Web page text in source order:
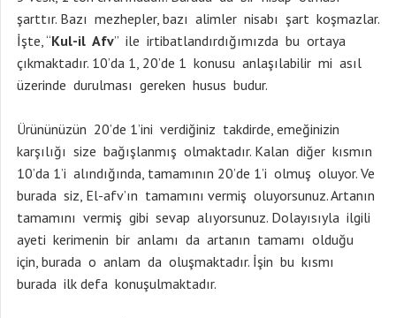
şarttır. Bazı mezhepler, bazı alimler nisabı şart koşmazlar.
İşte, “Kul-il Afv” ile irtibatlandırdığımızda bu ortaya
çıkmaktadır. 10’da 1, 20’de 1 konusu anlaşılabilir mi asıl
üzerinde durulması gereken husus budur.
Ürününüzün 20’de 1’ini verdiğiniz takdirde, emeğinizin
karşılığı size bağışlanmış olmaktadır. Kalan diğer kısmın
10’da 1’i alındığında, tamamının 20’de 1’i olmuş oluyor. Ve
burada siz, El-afv’ın tamamını vermiş oluyorsunuz. Artanın
tamamını vermiş gibi sevap alıyorsunuz. Dolayısıyla ilgili
ayeti kerimenin bir anlamı da artanın tamamı olduğu
için, burada o anlam da oluşmaktadır. İşin bu kısmı
burada ilk defa konuşulmaktadır.